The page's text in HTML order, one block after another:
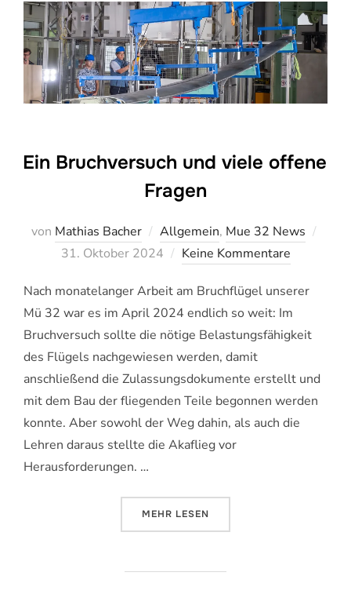
Ein Bruchversuch und viele offene
Fragen
von Mathias Bacher Allgemein, Mue 32 News
31. Oktober 2024 Keine Kommentare
Nach monatelanger Arbeit am Bruchflügel unserer
Mü 32 war es im April 2024 endlich so weit: Im
Bruchversuch sollte die nötige Belastungsfähigkeit
des Flügels nachgewiesen werden, damit
anschließend die Zulassungsdokumente erstellt und
mit dem Bau der fliegenden Teile begonnen werden
konnte. Aber sowohl der Weg dahin, als auch die
Lehren daraus stellte die Akaflieg vor
Herausforderungen. …
MEHR ÜBER „EIN BRUCHVERSUCH UND
LESEN